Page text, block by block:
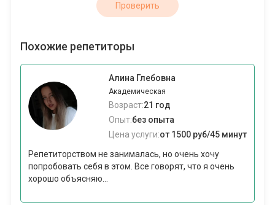
Проверить
Похожие репетиторы
Алина Глебовна
Академическая
Возраст:21 год
Опыт:без опыта
Цена услуги:от 1500 руб/45 минут
Репетиторством не занималась, но очень хочу
попробовать себя в этом. Все говорят, что я очень
хорошо объясняю...